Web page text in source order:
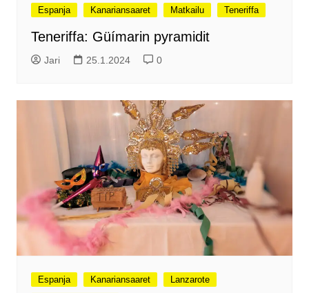
Espanja Kanariansaaret Matkailu Teneriffa
Teneriffa: Güímarin pyramidit
Jari 25.1.2024 0
Espanja Kanariansaaret
Lanzarote